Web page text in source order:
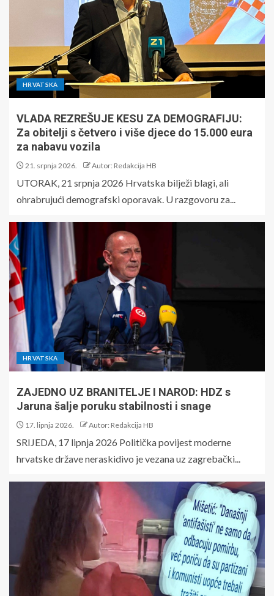
HRVATSKA
VLADA REZREŠUJE KESU ZA DEMOGRAFIJU:
Za obitelji s četvero i više djece do 15.000 eura
za nabavu vozila
21. srpnja 2026. Autor: Redakcija HB
UTORAK, 21 srpnja 2026 Hrvatska bilježi blagi, ali
ohrabrujući demografski oporavak. U razgovoru za...
HRVATSKA
ZAJEDNO UZ BRANITELJE I NAROD: HDZ s
Jaruna šalje poruku stabilnosti i snage
17. lipnja 2026. Autor: Redakcija HB
SRIJEDA, 17 lipnja 2026 Politička povijest moderne
hrvatske države neraskidivo je vezana uz zagrebački...